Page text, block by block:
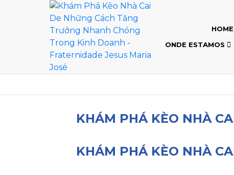
HOME
ONDE ESTAMOS
KHÁM PHÁ KÈO NHÀ
KHÁM PHÁ KÈO NHÀ